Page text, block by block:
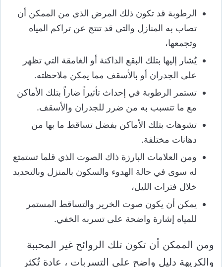
الرطوبة قد تكون ذلك المرض الذي من الممكن أن
تصاب به المنازل والتي قد تنتج عن تراكم المياه
وتجمعها،
يُشار إليها بتلك البقع الداكنة أو الغامقة التي تظهر
على الجدران أو بالأسقف مما يمكن ملاحظته.
تستمر الرطوبة في إحداث تأثيراً ضاراً بتلك الأماكن
مع ما تتسبب به من ضرر للجدران والأسقف.
تشوهات بتلك الأماكن بفضل تساقط ما بها من
دهانات مختلفة.
ومن العلامات البارزة ذاك الصوت الذي قلما تستمتع
له سوى في حالة الهدوء والسكون بالمنزل وبالتحديد
خلال فترات الليل،
يمكن أن يكون صوت الخرير والتساقط المستمر
للمياه إشارة واضحة على تسربه الخفي.
ومن الممكن أن تكون تلك الروائح غير المحببة
والكريهة دليل واضح على التسربات ، عادة تُكثر